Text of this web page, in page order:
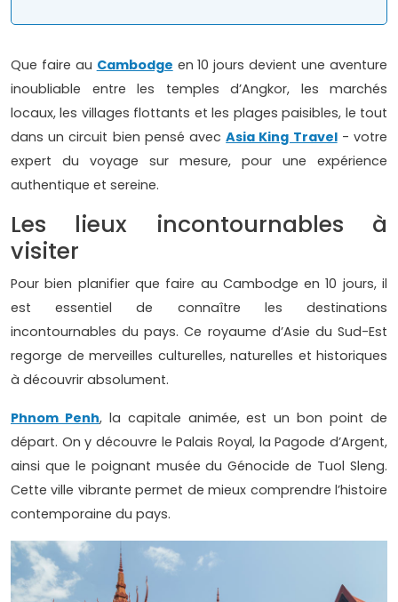
Que faire au Cambodge en 10 jours devient une aventure
inoubliable entre les temples d’Angkor, les marchés
locaux, les villages flottants et les plages paisibles, le tout
dans un circuit bien pensé avecAsia King Travel- votre
expert du voyage sur mesure, pour une expérience
authentique et sereine.
Les lieux incontournables à
visiter
Pour bien planifier que faire au Cambodge en 10 jours, il
est essentiel de connaître les destinations
incontournables du pays. Ce royaume d’Asie du Sud-Est
regorge de merveilles culturelles, naturelles et historiques
à découvrir absolument.
Phnom Penh, la capitale animée, est un bon point de
départ. On y découvre le Palais Royal, la Pagode d’Argent,
ainsi que le poignant musée du Génocide de Tuol Sleng.
Cette ville vibrante permet de mieux comprendre l’histoire
contemporaine du pays.